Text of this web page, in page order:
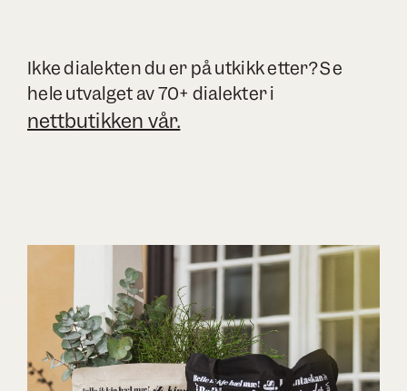
Ikke dialekten du er på utkikk etter? Se
hele utvalget av 70+ dialekter i
nettbutikken vår.